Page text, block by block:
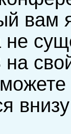
вам
не
на